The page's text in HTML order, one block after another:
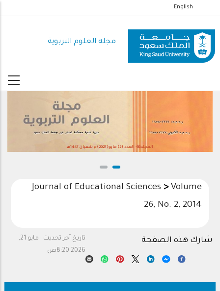
إلى
المحتوى
الرئيسي
English
مجلة العلوم التربوية
المجلد38- العدد (2) مايو(2027)م شعبان 1447هـ
Journal of Educational Sciences > Volume
26, No. 2, 2014
تاريخ آخر تحديث :
مايو 21,
2026 8:20ص
شارك هذه الصفحة